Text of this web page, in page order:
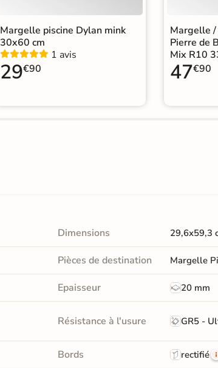
Margelle piscine Dylan mink
30x60 cm
1 avis
29€90
Margelle
Pierre de
Mix R10
47€90
Dimensions 29,6x59,3
Pièces de destination Margelle
Epaisseur 20 mm
Résistance à l'usure GR5 -
Bords rectifié